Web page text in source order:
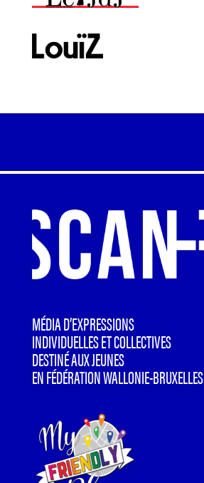
MÉDIA D’EXPRESSIONS
INDIVIDUELLES ET COLLECTIVES
DESTINÉ AUX JEUNES
EN FÉDÉRATION WALLONIE-BRUXELLES